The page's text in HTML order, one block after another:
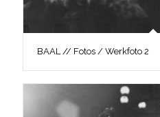
BAAL // Fotos / Werkfoto 2